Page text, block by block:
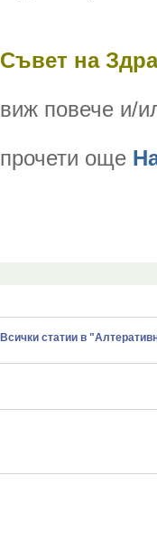
Съвет на
виж повече и/
прочети още
Всички статии в